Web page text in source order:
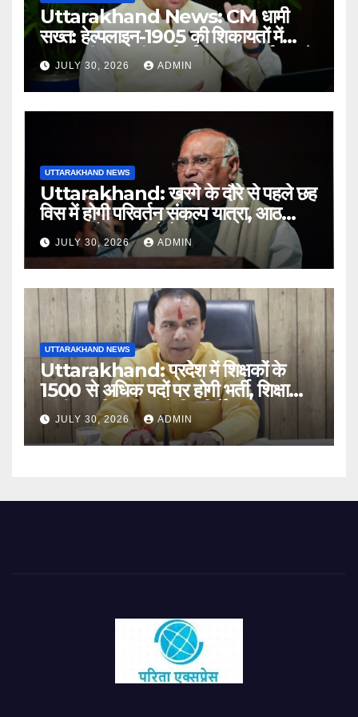
Uttarakhand News: CM धामी
सख्त: हेल्पलाइन-1905 की शिकायतों में
लापरवाही पर होगी कार्रवाई, शून्य प्रदर्शन वाले
अधिकारियों को नोटिस…
JULY 30, 2026 ADMIN
UTTARAKHAND NEWS
Uttarakhand: खरगे के दौरे से पहले छह
विस में होगी परिवर्तन संकल्प यात्रा, आठ
अगस्त को हल्द्वानी में रैली
JULY 30, 2026 ADMIN
UTTARAKHAND NEWS
Uttarakhand: प्रदेश में शिक्षकों के
1500 से अधिक पदों पर होगी भर्ती, शिक्षा
मंत्री धन सिंह रावत ने दिए निर्देश
JULY 30, 2026 ADMIN